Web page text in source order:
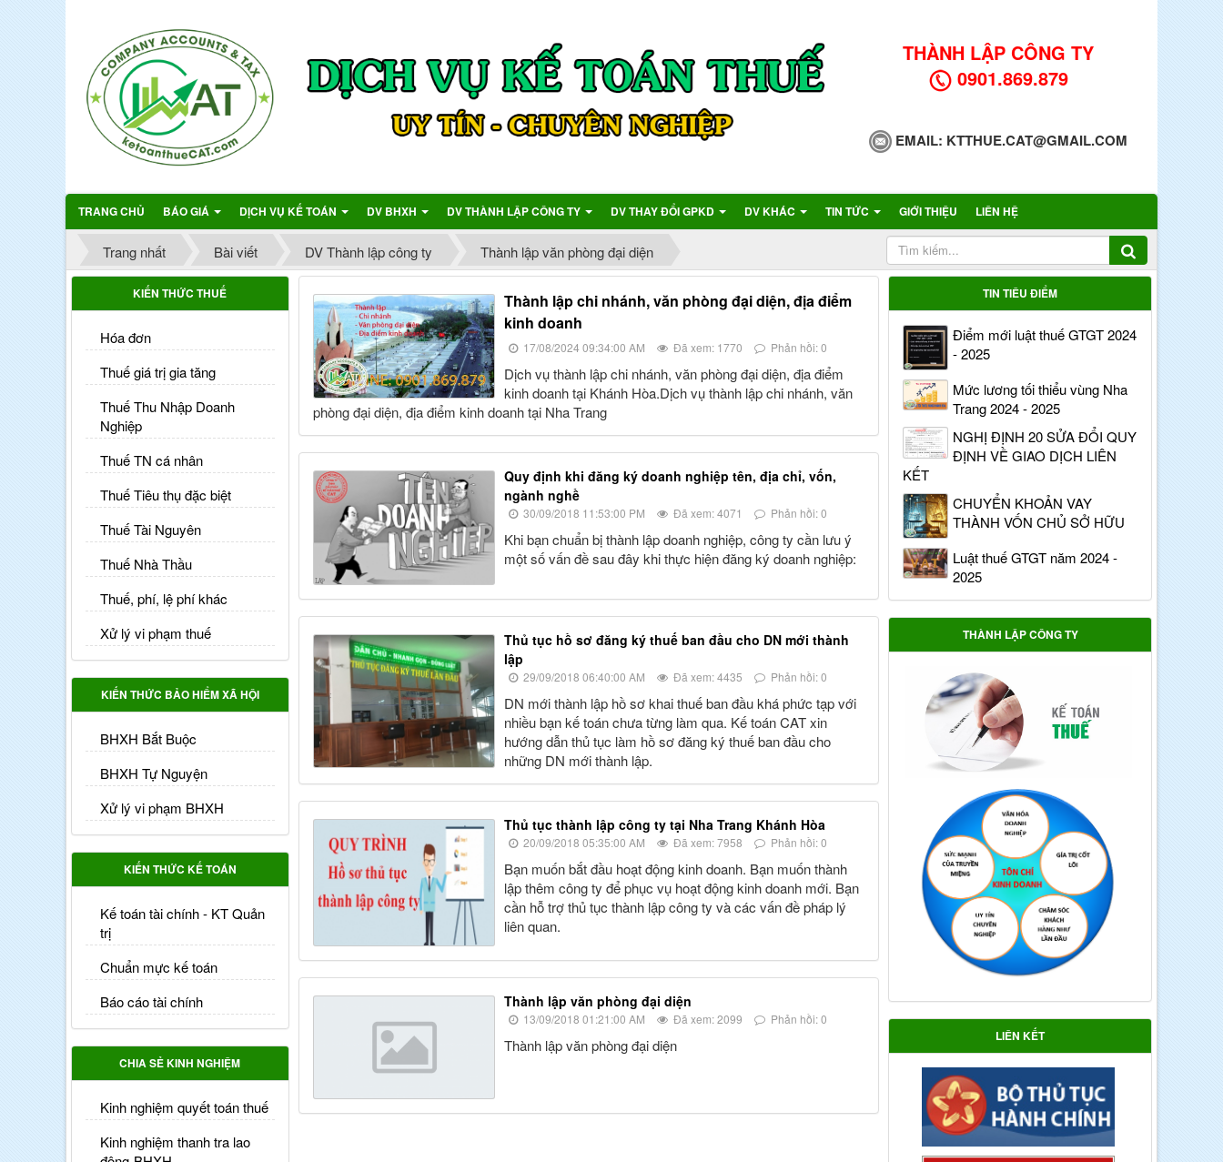
THÀNH LẬP CÔNG TY
0901.869.879
EMAIL: KTTHUE.CAT@GMAIL.COM
TRANG CHỦ BÁO GIÁ DỊCH VỤ KẾ TOÁN DV BHXH DV THÀNH LẬP CÔNG TY DV THAY ĐỔI GPKD DV KHÁC TIN TỨC GIỚI THIỆU LIÊN HỆ
Trang nhất Bài viết DV Thành lập công ty Thành lập văn phòng đại diện
Thành lập chi nhánh, văn phòng đại diện, địa điểm
kinh doanh
17/08/2024 09:34:00 AM Đã xem: 1770 Phản hồi: 0
Dịch vụ thành lập chi nhánh, văn phòng đại diện, địa điểm
kinh doanh tại Khánh Hòa.Dịch vụ thành lập chi nhánh, văn
phòng đại diện, địa điểm kinh doanh tại Nha Trang
Quy định khi đăng ký doanh nghiệp tên, địa chỉ, vốn,
ngành nghề
30/09/2018 11:53:00 PM Đã xem: 4071 Phản hồi: 0
Khi bạn chuẩn bị thành lập doanh nghiệp, công ty cần lưu ý
một số vấn đề sau đây khi thực hiện đăng ký doanh nghiệp:
Thủ tục hồ sơ đăng ký thuế ban đầu cho DN mới thành
lập
29/09/2018 06:40:00 AM Đã xem: 4435 Phản hồi: 0
DN mới thành lập hồ sơ khai thuế ban đầu khá phức tạp với
nhiều bạn kế toán chưa từng làm qua. Kế toán CAT xin
hướng dẫn thủ tục làm hồ sơ đăng ký thuế ban đầu cho
những DN mới thành lập.
Thủ tục thành lập công ty tại Nha Trang Khánh Hòa
20/09/2018 05:35:00 AM Đã xem: 7958 Phản hồi: 0
Bạn muốn bắt đầu hoạt động kinh doanh. Bạn muốn thành
lập thêm công ty để phục vụ hoạt động kinh doanh mới. Bạn
cần hỗ trợ thủ tục thành lập công ty và các vấn đề pháp lý
liên quan.
Thành lập văn phòng đại diện
13/09/2018 01:21:00 AM Đã xem: 2099 Phản hồi: 0
Thành lập văn phòng đại diện
TIN TIÊU ĐIỂM
Điểm mới luật thuế GTGT 2024
- 2025
Mức lương tối thiểu vùng Nha
Trang 2024 - 2025
NGHỊ ĐỊNH 20 SỬA ĐỔI QUY
ĐỊNH VỀ GIAO DỊCH LIÊN
KẾT
CHUYỂN KHOẢN VAY
THÀNH VỐN CHỦ SỞ HỮU
Luật thuế GTGT năm 2024 -
2025
THÀNH LẬP CÔNG TY
LIÊN KẾT
KIẾN THỨC THUẾ
Hóa đơn
Thuế giá trị gia tăng
Thuế Thu Nhập Doanh
Nghiệp
Thuế TN cá nhân
Thuế Tiêu thụ đặc biệt
Thuế Tài Nguyên
Thuế Nhà Thầu
Thuế, phí, lệ phí khác
Xử lý vi phạm thuế
KIẾN THỨC BẢO HIỂM XÃ HỘI
BHXH Bắt Buộc
BHXH Tự Nguyện
Xử lý vi phạm BHXH
KIẾN THỨC KẾ TOÁN
Kế toán tài chính - KT Quản
trị
Chuẩn mực kế toán
Báo cáo tài chính
CHIA SẺ KINH NGHIỆM
Kinh nghiệm quyết toán thuế
Kinh nghiệm thanh tra lao